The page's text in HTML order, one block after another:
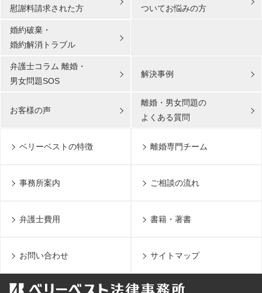
慰謝料請求された方
ついてお悩みの方
婚約破棄・
婚約解消トラブル
弁護士コラム 離婚・
男女問題SOS
解決事例
お客様の声
離婚・男女問題の
よくある質問
ベリーベストの特徴 離婚専門チーム
事務所案内 ご相談の流れ
弁護士費用 書籍・著書
お問い合わせ サイトマップ